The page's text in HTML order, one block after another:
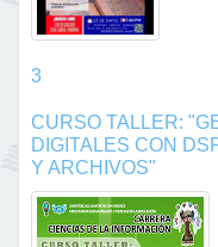
3
CURSO TALLER:
DIGITALES CON
Y ARCHIVOS"